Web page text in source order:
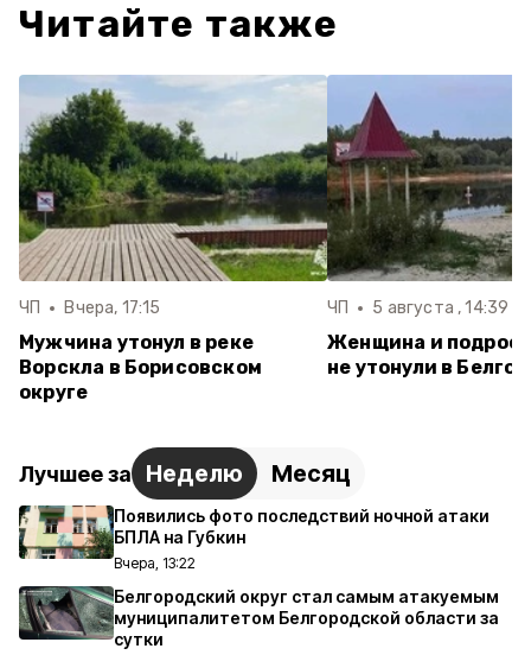
Читайте также
ЧП Вчера, 17:15
Мужчина утонул в реке
Ворскла в Борисовском
округе
ЧП 5 августа , 14:39
Женщина и
не утонули в
Лучшее за Неделю Месяц
Появились фото последствий ночной атаки
БПЛА на Губкин
Вчера, 13:22
Белгородский округ стал самым атакуемым
муниципалитетом Белгородской области за
сутки